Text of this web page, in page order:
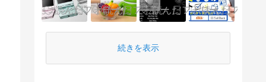
続きを表示